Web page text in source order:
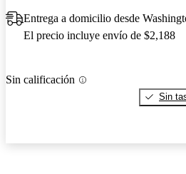
Entrega a domicilio desde
El precio incluye envío de $2,188
Sin calificación
Sin